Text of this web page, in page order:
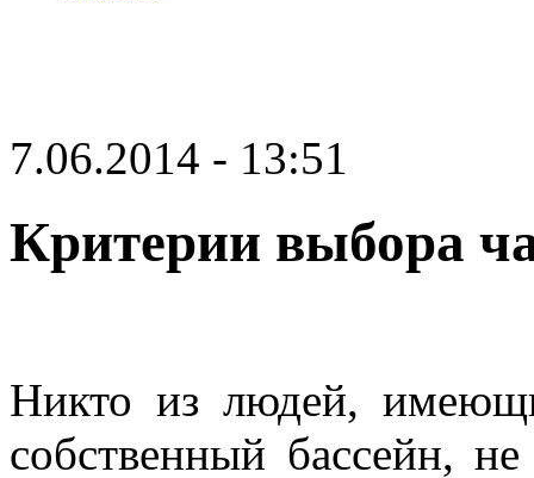
7.06.2014 - 13:51
Критерии выбора
Никто из людей,
собственный бассейн,